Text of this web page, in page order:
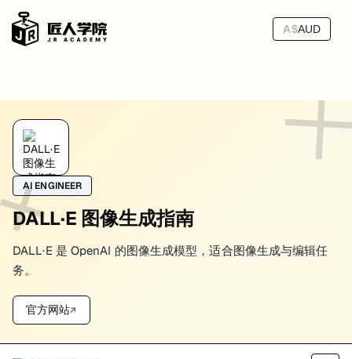
A$AUD
质量检查清单
很多团队选图时最大的误区，是把“第一眼顺眼”当成最终标准。真正
所以我更建议把选图分成两轮看，而不是一次凭感觉拍板。
第一轮先看能不能用
第一轮不用追求完美，只问几个很现实的问题：
版式能不能放进页面
留白够不够
比例对不对
AI ENGINEER
DALL·E 图像生成指南
DALL·E 是 OpenAI 的图像生成模型，适合图像生成与编辑任
务。
官方网站↗